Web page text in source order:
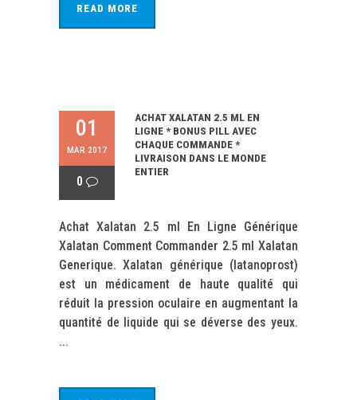
READ MORE
01
MAR 2017
0
ACHAT XALATAN 2.5 ML EN
LIGNE * BONUS PILL AVEC
CHAQUE COMMANDE *
LIVRAISON DANS LE MONDE
ENTIER
Achat Xalatan 2.5 ml En Ligne Générique
Xalatan Comment Commander 2.5 ml Xalatan
Generique. Xalatan générique (latanoprost)
est un médicament de haute qualité qui
réduit la pression oculaire en augmentant la
quantité de liquide qui se déverse des yeux.
...